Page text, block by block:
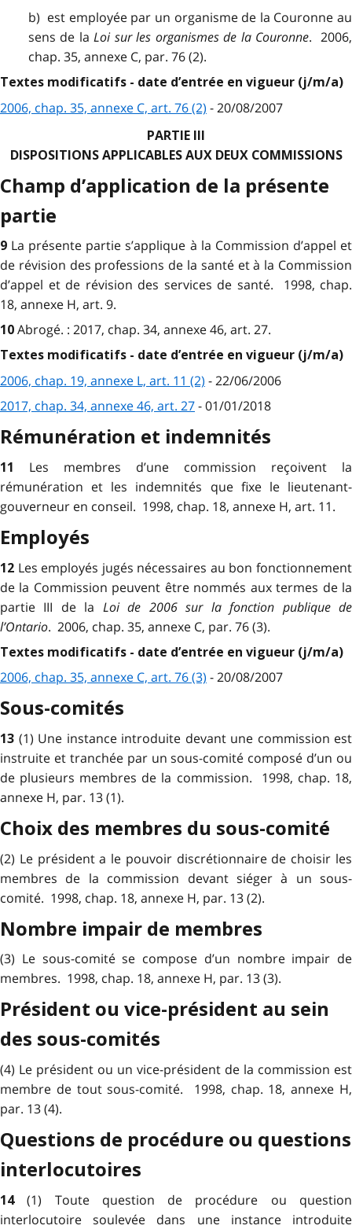
b) est employée par un organisme de la Couronne au
sens de laLoi sur les organismes de la Couronne. 2006,
chap. 35, annexe C, par. 76 (2).
Textes modificatifs - date d’entrée en vigueur (j/m/a)
2006, chap. 35, annexe C, art. 76 (2) - 20/08/2007
PARTIE III
DISPOSITIONS APPLICABLES AUX DEUX COMMISSIONS
Champ d’application de la présente
partie
9 La présente partie s’applique à la Commission d’appel et
de révision des professions de la santé et à la Commission
d’appel et de révision des services de santé. 1998, chap.
18, annexe H, art. 9.
10 Abrogé. : 2017, chap. 34, annexe 46, art. 27.
Textes modificatifs - date d’entrée en vigueur (j/m/a)
2006, chap. 19, annexe L, art. 11 (2) - 22/06/2006
2017, chap. 34, annexe 46, art. 27- 01/01/2018
Rémunération et indemnités
11 Les membres d’une commission reçoivent la
rémunération et les indemnités que fixe le lieutenant-
gouverneur en conseil. 1998, chap. 18, annexe H, art. 11.
Employés
12 Les employés jugés nécessaires au bon fonctionnement
de la Commission peuvent être nommés aux termes de la
partie III de la Loi de 2006 sur la fonction publique de
l’Ontario. 2006, chap. 35, annexe C, par. 76 (3).
Textes modificatifs - date d’entrée en vigueur (j/m/a)
2006, chap. 35, annexe C, art. 76 (3) - 20/08/2007
Sous-comités
13 (1) Une instance introduite devant une commission est
instruite et tranchée par un sous-comité composé d’un ou
de plusieurs membres de la commission. 1998, chap. 18,
annexe H, par. 13 (1).
Choix des membres du sous-comité
(2) Le président a le pouvoir discrétionnaire de choisir les
membres de la commission devant siéger à un sous-
comité. 1998, chap. 18, annexe H, par. 13 (2).
Nombre impair de membres
(3) Le sous-comité se compose d’un nombre impair de
membres. 1998, chap. 18, annexe H, par. 13 (3).
Président ou vice-président au sein
des sous-comités
(4) Le président ou un vice-président de la commission est
membre de tout sous-comité. 1998, chap. 18, annexe H,
par. 13 (4).
Questions de procédure ou questions
interlocutoires
14(1) Toute question de procédure ou question
interlocutoire soulevée dans une instance introduite